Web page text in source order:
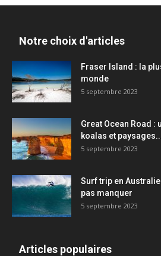
Notre choix d'articles
Fraser Island : la
monde
5 septembre 2023
Great Ocean Road :
koalas et
5 septembre 2023
Surf trip en
pas manquer
5 septembre 2023
Articles populaires